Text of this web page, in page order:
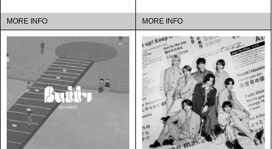
MORE INFO MORE INFO